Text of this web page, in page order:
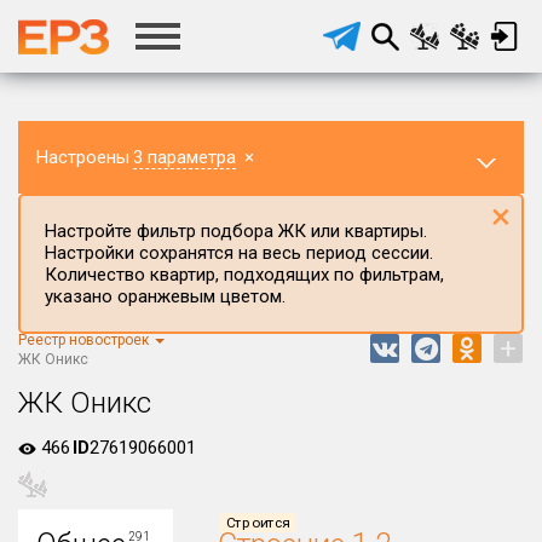
Настроены 3 параметра ×
Регион ЖК
Все
Населённый пункт
Настройте фильтр подбора ЖК или квартиры.
Настройки сохранятся на весь период сессии.
Количество квартир, подходящих по фильтрам,
указано оранжевым цветом.
×
Реестр новостроек
ЖК Оникс
+
ЖК Оникс
466 ID27619066001
291
Строится